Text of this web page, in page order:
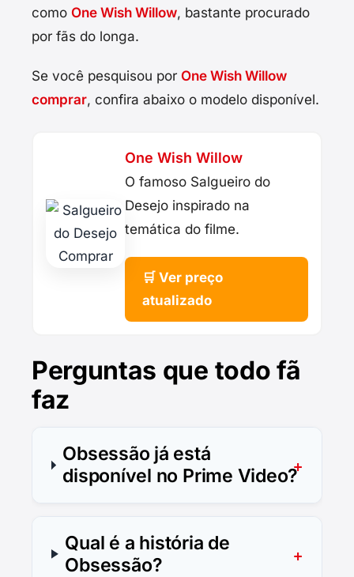
como One Wish Willow, bastante procurado
por fãs do longa.
Se você pesquisou por One Wish Willow
comprar, confira abaixo o modelo disponível.
One Wish Willow
O famoso Salgueiro do
Desejo inspirado na
temática do filme.
🛒 Ver preço
atualizado
Perguntas que todo fã
faz
Obsessão já está
disponível no Prime Video?
Qual é a história de
Obsessão?